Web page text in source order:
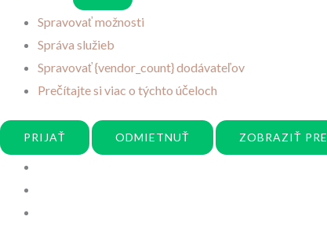
Spravovať možnosti
Správa služieb
Spravovať {vendor_count} dodávateľov
Prečítajte si viac o týchto účeloch
PRIJAŤ ODMIETNUŤ ZOBRAZIŤ